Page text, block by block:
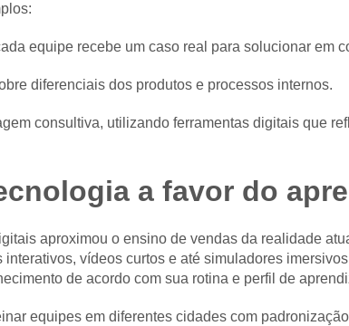
equipe recebe um caso real para solucionar em
diferenciais dos produtos e processos internos.
consultiva, utilizando ferramentas digitais que
a favor do
aproximou o ensino de vendas da realidade
vídeos curtos e até simuladores
de acordo com sua rotina e perfil de
equipes em diferentes cidades com